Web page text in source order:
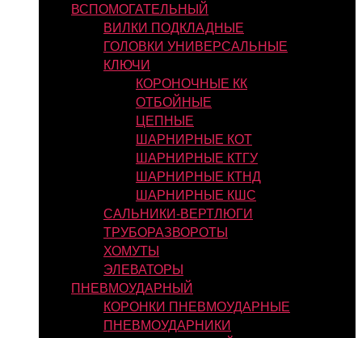
ВСПОМОГАТЕЛЬНЫЙ
ВИЛКИ ПОДКЛАДНЫЕ
ГОЛОВКИ УНИВЕРСАЛЬНЫЕ
КЛЮЧИ
КОРОНОЧНЫЕ КК
ОТБОЙНЫЕ
ЦЕПНЫЕ
ШАРНИРНЫЕ КОТ
ШАРНИРНЫЕ КТГУ
ШАРНИРНЫЕ КТНД
ШАРНИРНЫЕ КШС
САЛЬНИКИ-ВЕРТЛЮГИ
ТРУБОРАЗВОРОТЫ
ХОМУТЫ
ЭЛЕВАТОРЫ
ПНЕВМОУДАРНЫЙ
КОРОНКИ ПНЕВМОУДАРНЫЕ
ПНЕВМОУДАРНИКИ